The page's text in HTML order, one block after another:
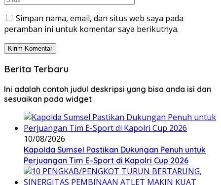
Simpan nama, email, dan situs web saya pada
peramban ini untuk komentar saya berikutnya.
Berita Terbaru
Ini adalah contoh judul deskripsi yang bisa anda isi dan
sesuaikan pada widget
10/08/2026
Kapolda Sumsel Pastikan Dukungan Penuh untuk
Perjuangan Tim E-Sport di Kapolri Cup 2026